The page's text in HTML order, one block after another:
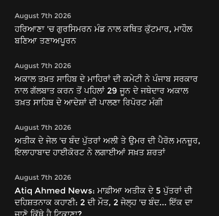
August 7th 2026
ਹਰਿਆਣਾ 'ਚ ਗੁਰਸਿਮਰਨ ਮੰਡ ਨਾਲ ਕਥਿਤ ਕੁੱਟਮਾਰ, ਮਾਹੌਲ
ਬਣਿਆ ਤਣਾਅਪੂਰਨ
August 7th 2026
ਅਕਾਲ ਤਖ਼ਤ ਸਾਹਿਬ ਦੇ ਮਾਹਿਰਾਂ ਦੀ ਕਮੇਟੀ ਨੇ ਪੰਜਾਬ ਸਰਕਾਰ
ਨਾਲ ਗੱਲਬਾਤ ਕਰਨ ਤੋਂ ਪਹਿਲਾਂ 29 ਜੂਨ ਦੇ ਜਥੇਦਾਰ ਅਕਾਲ
ਤਖ਼ਤ ਸਾਹਿਬ ਦੇ ਆਦੇਸ਼ਾਂ ਦੀ ਪਾਲਣਾ ਰਿਪੋਰਟ ਮੰਗੀ
August 7th 2026
ਅਤੀਕ ਦੇ ਜੇਲ 'ਚ ਬੰਦ ਪੁੱਤਰਾਂ ਅਲੀ ਤੇ ਉਮਰ ਦੀ ਪੈਰੋਲ ਮਨਜ਼ੂਰ,
ਇਲਾਹਾਬਾਦ ਹਾਈਕੋਰਟ ਨੇ ਲਗਾਈਆਂ ਸਖ਼ਤ ਸ਼ਰਤਾਂ
August 7th 2026
Atiq Ahmed News: ਮਾਫ਼ੀਆ ਅਤੀਕ ਦੇ 5 ਪੁੱਤਰਾਂ ਦੀ
ਦਹਿਸ਼ਤਨਾਕ ਕਹਾਣੀ: 2 ਦੀ ਮੌਤ, 2 ਜੇਲ੍ਹ 'ਚ ਬੰਦ... ਇੱਕ ਦਾ